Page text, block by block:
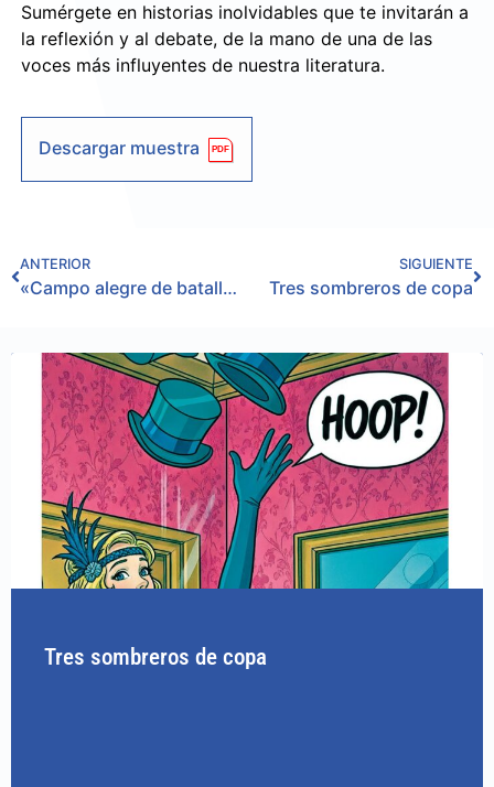
Sumérgete en historias inolvidables que te invitarán a
la reflexión y al debate, de la mano de una de las
voces más influyentes de nuestra literatura.
Descargar muestra
ANTERIOR
«Campo alegre de batalla». Antología poética generación del 27
SIGUIENTE
Tres sombreros de copa
Tres sombreros de copa